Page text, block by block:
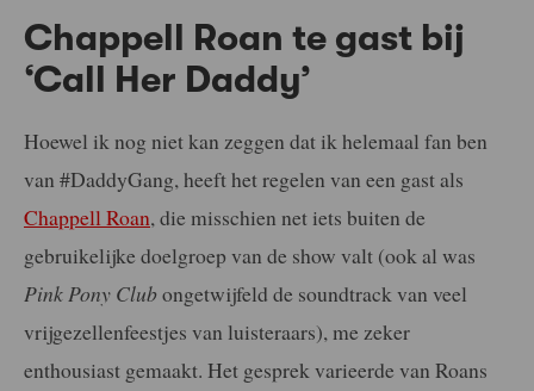
Chappell Roan te gast bij
‘Call Her Daddy’
Hoewel ik nog niet kan zeggen dat ik helemaal fan ben
van #DaddyGang, heeft het regelen van een gast als
Chappell Roan, die misschien net iets buiten de
gebruikelijke doelgroep van de show valt (ook al was
Pink Pony Club ongetwijfeld de soundtrack van veel
vrijgezellenfeestjes van luisteraars), me zeker
enthousiast gemaakt. Het gesprek varieerde van Roans